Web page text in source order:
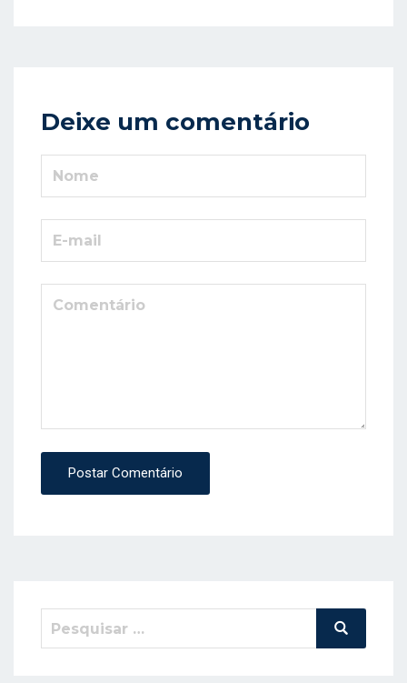
Deixe um comentário
Postar Comentário
Pesquisar
Pesquisa